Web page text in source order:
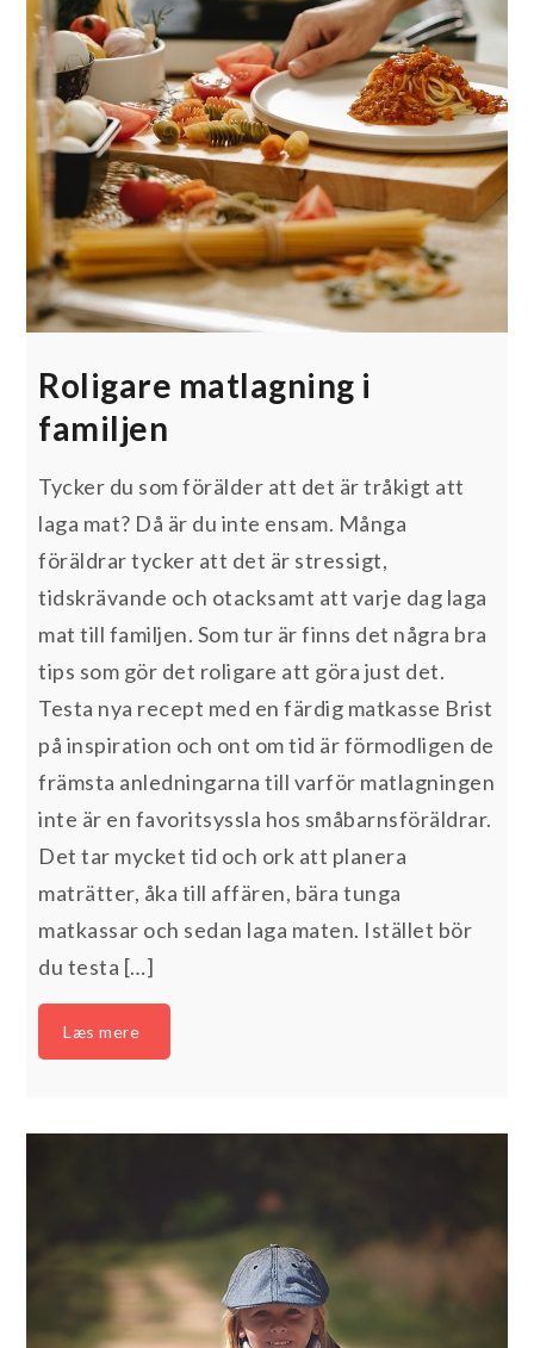
Roligare matlagning i
familjen
Tycker du som förälder att det är tråkigt att
laga mat? Då är du inte ensam. Många
föräldrar tycker att det är stressigt,
tidskrävande och otacksamt att varje dag laga
mat till familjen. Som tur är finns det några bra
tips som gör det roligare att göra just det.
Testa nya recept med en färdig matkasse Brist
på inspiration och ont om tid är förmodligen de
främsta anledningarna till varför matlagningen
inte är en favoritsyssla hos småbarnsföräldrar.
Det tar mycket tid och ork att planera
maträtter, åka till affären, bära tunga
matkassar och sedan laga maten. Istället bör
du testa […]